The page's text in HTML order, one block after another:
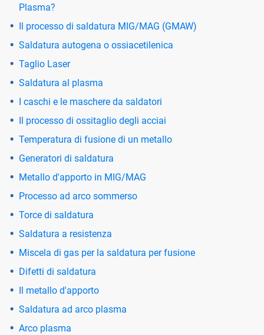
Plasma?
Il processo di saldatura MIG/MAG (GMAW)
Saldatura autogena o ossiacetilenica
Taglio Laser
Saldatura al plasma
I caschi e le maschere da saldatori
Il processo di ossitaglio degli acciai
Temperatura di fusione di un metallo
Generatori di saldatura
Metallo d'apporto in MIG/MAG
Processo ad arco sommerso
Torce di saldatura
Saldatura a resistenza
Miscela di gas per la saldatura per fusione
Difetti di saldatura
Il metallo d'apporto
Saldatura ad arco plasma
Arco plasma